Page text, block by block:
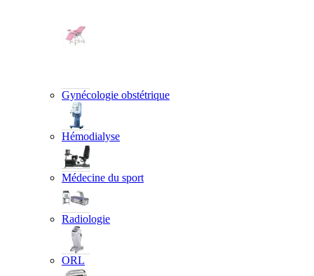
Gynécologie obstétrique
Hémodialyse
Médecine du sport
Radiologie
ORL